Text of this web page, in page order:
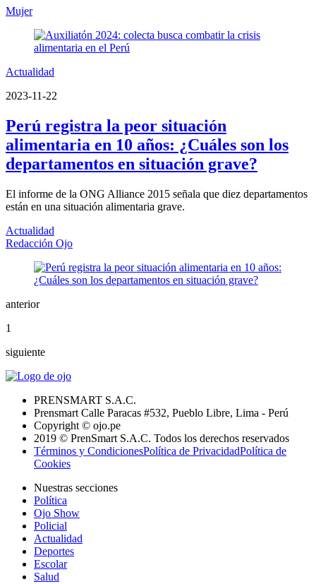
Mujer
Actualidad
2023-11-22
Perú registra la peor situación
alimentaria en 10 años: ¿Cuáles son los
departamentos en situación grave?
El informe de la ONG Alliance 2015 señala que diez departamentos
están en una situación alimentaria grave.
Actualidad
Redacción Ojo
anterior
1
siguiente
PRENSMART S.A.C.
Prensmart Calle Paracas #532, Pueblo Libre, Lima - Perú
Copyright © ojo.pe
2019 © PrenSmart S.A.C. Todos los derechos reservados
Términos y CondicionesPolítica de PrivacidadPolítica de
Cookies
Nuestras secciones
Política
Ojo Show
Policial
Actualidad
Deportes
Escolar
Salud